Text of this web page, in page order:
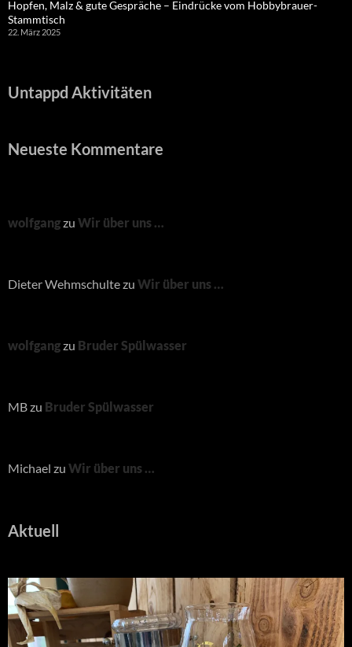
Hopfen, Malz & gute Gespräche – Eindrücke vom Hobbybrauer-
Stammtisch
22. März 2025
Untappd Aktivitäten
Neueste Kommentare
wolfgangzu Wir über uns …
Dieter Wehmschultezu Wir über uns …
wolfgangzu Bruder Spülwasser
MBzu Bruder Spülwasser
Michael zu Wir über uns …
Aktuell